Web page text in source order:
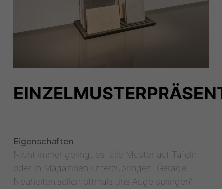
Eigenschaften
Nicht immer gelingt es, alle Muster auf Tafeln
oder in Magazinen unterzubringen. Gerade
Neuheiten sollen oftmals „ins Auge springen“